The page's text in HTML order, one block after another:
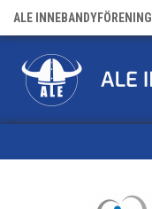
ALE INNEBANDYFÖRENING